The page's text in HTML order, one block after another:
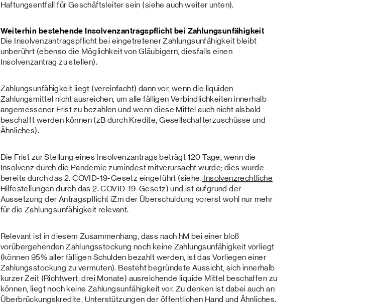
Haftungsentfall für Geschäftsleiter sein (siehe auch weiter unten).
Weiterhin bestehende Insolvenzantragspflicht bei Zahlungsunfähigkeit
Die Insolvenzantragspflicht bei eingetretener Zahlungsunfähigkeit bleibt
unberührt (ebenso die Möglichkeit von Gläubigern, diesfalls einen
Insolvenzantrag zu stellen).
Zahlungsunfähigkeit liegt (vereinfacht) dann vor, wenn die liquiden
Zahlungsmittel nicht ausreichen, um alle fälligen Verbindlichkeiten innerhalb
angemessener Frist zu bezahlen und wenn diese Mittel auch nicht alsbald
beschafft werden können (zB durch Kredite, Gesellschafterzuschüsse und
Ähnliches).
Die Frist zur Stellung eines Insolvenzantrags beträgt 120 Tage, wenn die
Insolvenz durch die Pandemie zumindest mitverursacht wurde; dies wurde
bereits durch das 2. COVID-19-Gesetz eingeführt (siehe: Insolvenzrechtliche
Hilfestellungen durch das 2. COVID-19-Gesetz) und ist aufgrund der
Aussetzung der Antragspflicht iZm der Überschuldung vorerst wohl nur mehr
für die Zahlungsunfähigkeit relevant.
Relevant ist in diesem Zusammenhang, dass nach hM bei einer bloß
vorübergehenden Zahlungsstockung noch keine Zahlungsunfähigkeit vorliegt
(können 95% aller fälligen Schulden bezahlt werden, ist das Vorliegen einer
Zahlungsstockung zu vermuten). Besteht begründete Aussicht, sich innerhalb
kurzer Zeit (Richtwert: drei Monate) ausreichende liquide Mittel beschaffen zu
können, liegt noch keine Zahlungsunfähigkeit vor. Zu denken ist dabei auch an
Überbrückungskredite, Unterstützungen der öffentlichen Hand und Ähnliches.